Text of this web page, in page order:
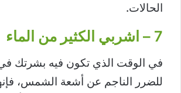
الحالات.
7 – اشربي الكثير من الماء
في الوقت الذي تكون فيه بشرتك
للضرر الناجم عن أشعة الشمس،